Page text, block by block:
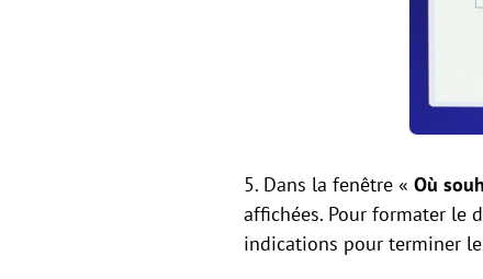
5. Dans la fenêtre « Où
affichées. Pour formater le
indications pour terminer